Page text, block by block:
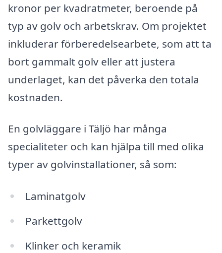
kronor per kvadratmeter, beroende på
typ av golv och arbetskrav. Om projektet
inkluderar förberedelsearbete, som att ta
bort gammalt golv eller att justera
underlaget, kan det påverka den totala
kostnaden.
En golvläggare i Täljö har många
specialiteter och kan hjälpa till med olika
typer av golvinstallationer, så som:
Laminatgolv
Parkettgolv
Klinker och keramik